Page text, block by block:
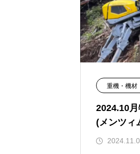
重機・機材
2024.10
(メンツィ